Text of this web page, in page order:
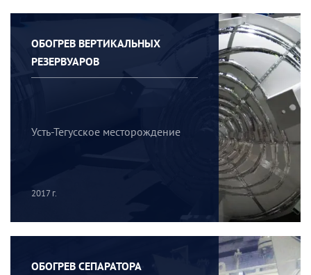
ОБОГРЕВ ВЕРТИКАЛЬНЫХ
РЕЗЕРВУАРОВ
Усть-Тегусское месторождение
2017 г.
ОБОГРЕВ СЕПАРАТОРА